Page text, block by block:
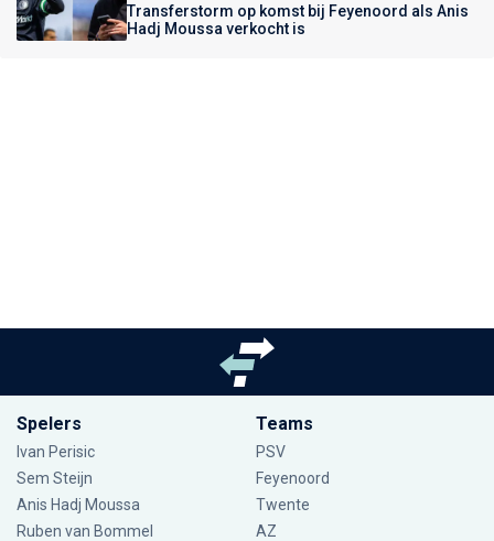
Transferstorm op komst bij Feyenoord als Anis
Hadj Moussa verkocht is
Spelers
Ivan Perisic
Sem Steijn
Anis Hadj Moussa
Ruben van Bommel
Teams
PSV
Feyenoord
Twente
AZ